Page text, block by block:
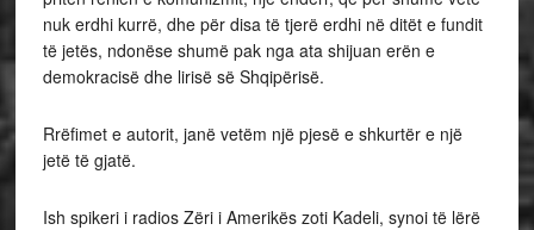
nuk erdhi kurrë, dhe për disa të tjerë erdhi në ditët e fundit
të jetës, ndonëse shumë pak nga ata shijuan erën e
demokracisë dhe lirisë së Shqipërisë.
Rrëfimet e autorit, janë vetëm një pjesë e shkurtër e një
jetë të gjatë.
Ish spikeri i radios Zëri i Amerikës zoti Kadeli, synoi të lërë